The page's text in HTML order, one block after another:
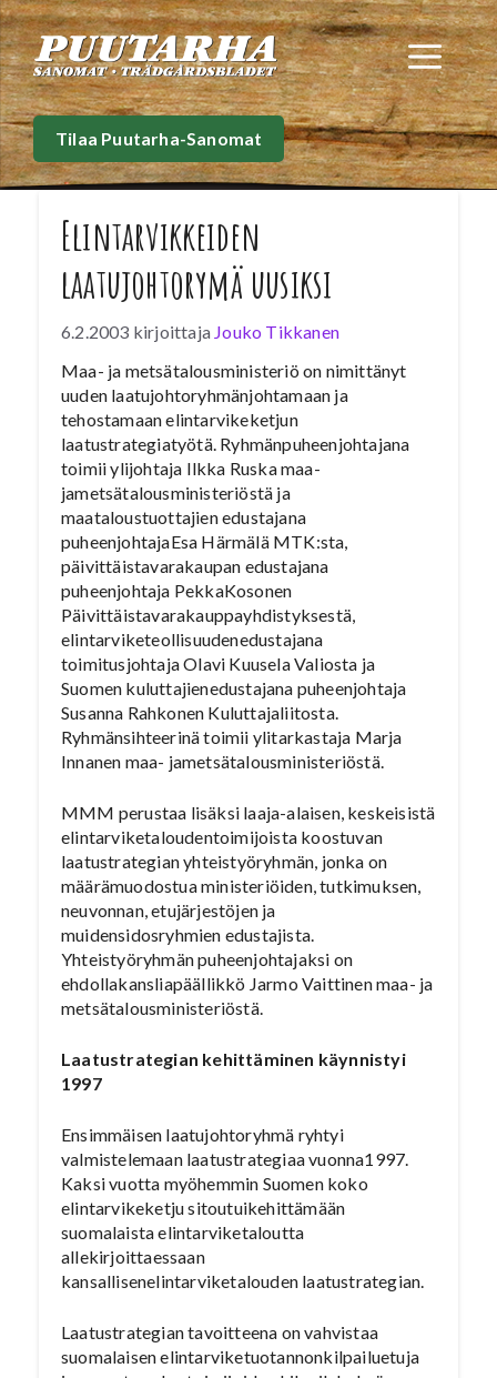
Siirry
sisältöön
Tilaa Puutarha-Sanomat
Elintarvikkeiden
laatujohtorymä uusiksi
6.2.2003 kirjoittaja Jouko Tikkanen
Maa- ja metsätalousministeriö on nimittänyt
uuden laatujohtoryhmänjohtamaan ja
tehostamaan elintarvikeketjun
laatustrategiatyötä. Ryhmänpuheenjohtajana
toimii ylijohtaja Ilkka Ruska maa-
jametsätalousministeriöstä ja
maataloustuottajien edustajana
puheenjohtajaEsa Härmälä MTK:sta,
päivittäistavarakaupan edustajana
puheenjohtaja PekkaKosonen
Päivittäistavarakauppayhdistyksestä,
elintarviketeollisuudenedustajana
toimitusjohtaja Olavi Kuusela Valiosta ja
Suomen kuluttajienedustajana puheenjohtaja
Susanna Rahkonen Kuluttajaliitosta.
Ryhmänsihteerinä toimii ylitarkastaja Marja
Innanen maa- jametsätalousministeriöstä.
MMM perustaa lisäksi laaja-alaisen, keskeisistä
elintarviketaloudentoimijoista koostuvan
laatustrategian yhteistyöryhmän, jonka on
määrämuodostua ministeriöiden, tutkimuksen,
neuvonnan, etujärjestöjen ja
muidensidosryhmien edustajista.
Yhteistyöryhmän puheenjohtajaksi on
ehdollakansliapäällikkö Jarmo Vaittinen maa- ja
metsätalousministeriöstä.
Laatustrategian kehittäminen käynnistyi
1997
Ensimmäisen laatujohtoryhmä ryhtyi
valmistelemaan laatustrategiaa vuonna1997.
Kaksi vuotta myöhemmin Suomen koko
elintarvikeketju sitoutuikehittämään
suomalaista elintarviketaloutta
allekirjoittaessaan
kansallisenelintarviketalouden laatustrategian.
Laatustrategian tavoitteena on vahvistaa
suomalaisen elintarviketuotannonkilpailuetuja